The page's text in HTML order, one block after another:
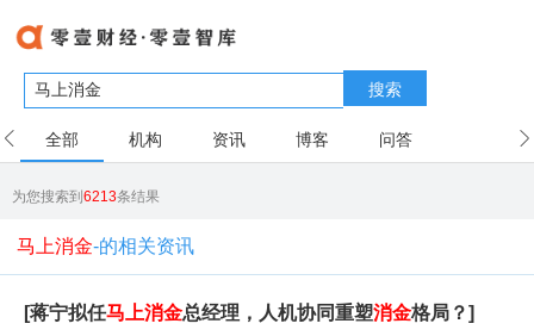
搜索
全部 机构 资讯 博客 问答
为您搜索到6213条结果
马上消金-的相关资讯
[蒋宁拟任马上消金总经理，人机协同重塑消金格局？]